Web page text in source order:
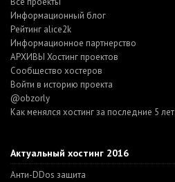
Информационный блог
Рейтинг alice2k
Информационное партнерство
АРХИВЫ Хостинг проектов
Cообщество хостеров
Войти в историю проекта
@obzorly
Как менялся хостинг за последние 5 лет
Актуальный хостинг 2016
Анти-DDos защита